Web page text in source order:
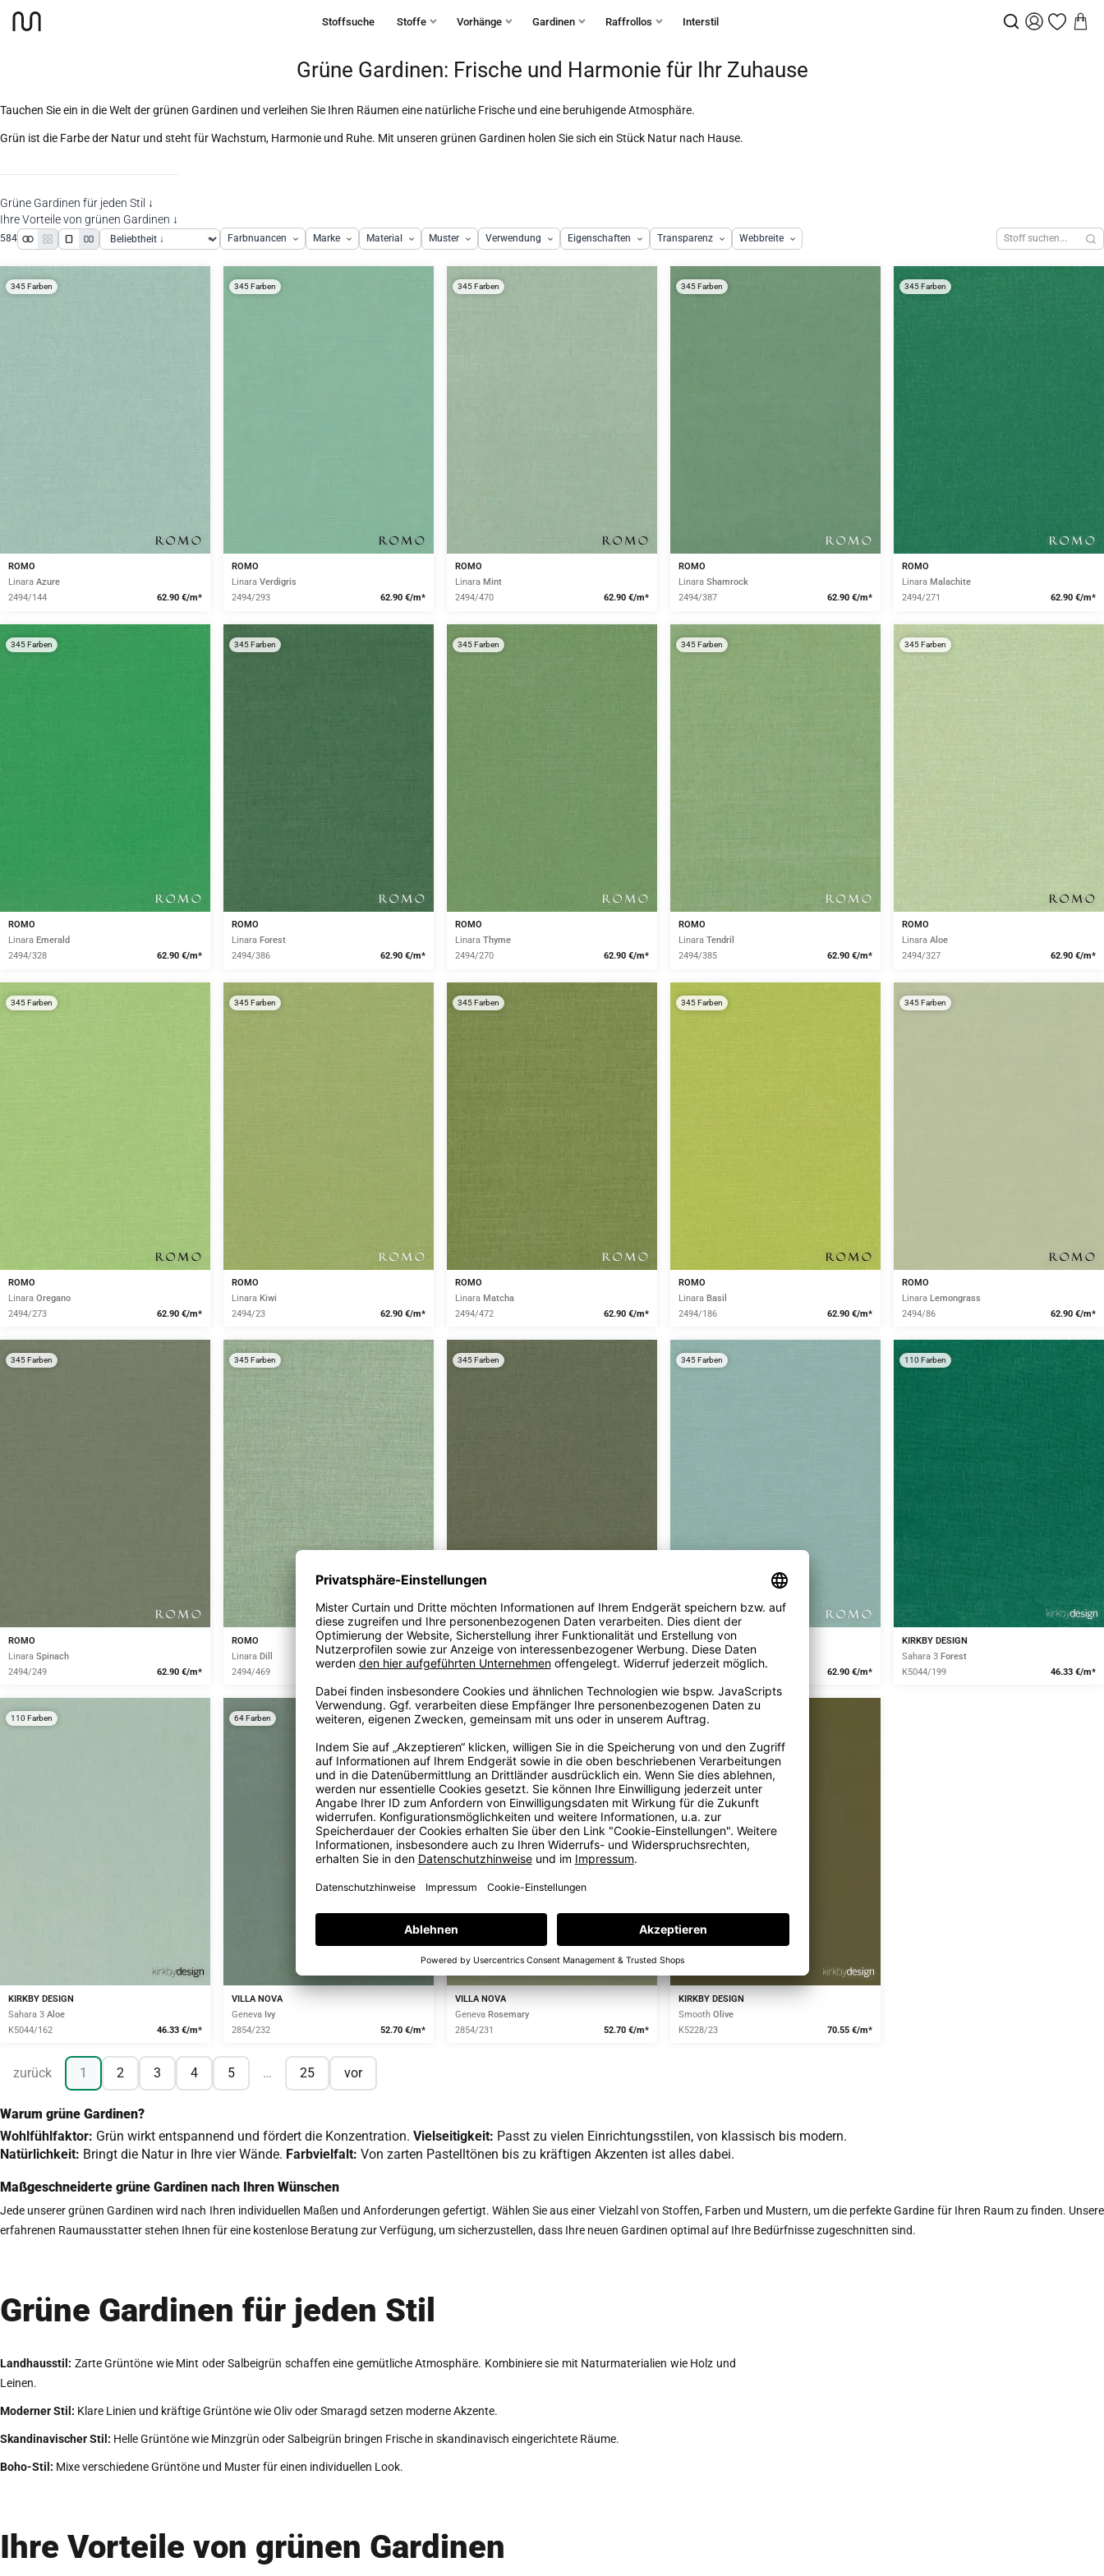
Stoffsuche Stoffe Vorhänge Gardinen Raffrollos Interstil
Startseite
Gardinen
Grüne Gardinen: Frische und Harmonie für Ihr Zuhause
Tauchen Sie ein in die Welt der grünen Gardinen und verleihen Sie Ihren Räumen eine natürliche Frische und eine beruhigende Atmosphäre.
Grün ist die Farbe der Natur und steht für Wachstum, Harmonie und Ruhe. Mit unseren grünen Gardinen holen Sie sich ein Stück Natur nach Hause.
Grüne Gardinen für jeden Stil ↓
Ihre Vorteile von grünen Gardinen ↓
584 Farbnuancen Marke Material Muster Verwendung Eigenschaften Transparenz Webbreite
ROMO
Linara Azure
2494/144
62.90 €/m*
345 Farben
ROMO
Linara Verdigris
2494/293
62.90 €/m*
345 Farben
ROMO
Linara Mint
2494/470
62.90 €/m*
345 Farben
ROMO
Linara Shamrock
2494/387
62.90 €/m*
345 Farben
ROMO
Linara Malachite
2494/271
62.90 €/m*
345 Farben
ROMO
Linara Emerald
2494/328
62.90 €/m*
345 Farben
ROMO
Linara Forest
2494/386
62.90 €/m*
345 Farben
ROMO
Linara Thyme
2494/270
62.90 €/m*
345 Farben
ROMO
Linara Tendril
2494/385
62.90 €/m*
345 Farben
ROMO
Linara Aloe
2494/327
62.90 €/m*
345 Farben
ROMO
Linara Oregano
2494/273
62.90 €/m*
345 Farben
ROMO
Linara Kiwi
2494/23
62.90 €/m*
345 Farben
ROMO
Linara Matcha
2494/472
62.90 €/m*
345 Farben
ROMO
Linara Basil
2494/186
62.90 €/m*
345 Farben
ROMO
Linara Lemongrass
2494/86
62.90 €/m*
345 Farben
ROMO
Linara Spinach
2494/249
62.90 €/m*
345 Farben
ROMO
Linara Dill
2494/469
62.90 €/m*
345 Farben
ROMO
LinaraTarragon
2494/100
62.90 €/m*
345 Farben
ROMO
LinaraAgate
2494/355
62.90 €/m*
345 Farben
KIRKBY DESIGN
Sahara 3 Forest
K5044/199
46.33 €/m*
110 Farben
KIRKBY DESIGN
Sahara 3 Aloe
K5044/162
46.33 €/m*
110 Farben
VILLA NOVA
Geneva Ivy
2854/232
52.70 €/m*
64 Farben
VILLA NOVA
Geneva Rosemary
2854/231
52.70 €/m*
64 Farben
KIRKBY DESIGN
Smooth Olive
K5228/23
70.55 €/m*
76 Farben
zurück 1 2 3 4 5 … 25 vor
Warum grüne Gardinen?
Wohlfühlfaktor: Grün wirkt entspannend und fördert die Konzentration. Vielseitigkeit: Passt zu vielen Einrichtungsstilen, von klassisch bis modern.
Natürlichkeit: Bringt die Natur in Ihre vier Wände. Farbvielfalt: Von zarten Pastelltönen bis zu kräftigen Akzenten ist alles dabei.
Maßgeschneiderte grüne Gardinen nach Ihren Wünschen
Jede unserer grünen Gardinen wird nach Ihren individuellen Maßen und Anforderungen gefertigt. Wählen Sie aus einer Vielzahl von Stoffen, Farben und Mustern, um die perfekte Gardine für Ihren Raum zu finden. Unsere
erfahrenen Raumausstatter stehen Ihnen für eine kostenlose Beratung zur Verfügung, um sicherzustellen, dass Ihre neuen Gardinen optimal auf Ihre Bedürfnisse zugeschnitten sind.
Grüne Gardinen für jeden Stil
Landhausstil: Zarte Grüntöne wie Mint oder Salbeigrün schaffen eine gemütliche Atmosphäre. Kombiniere sie mit Naturmaterialien wie Holz und
Leinen.
Moderner Stil: Klare Linien und kräftige Grüntöne wie Oliv oder Smaragd setzen moderne Akzente.
Skandinavischer Stil: Helle Grüntöne wie Minzgrün oder Salbeigrün bringen Frische in skandinavisch eingerichtete Räume.
Boho-Stil: Mixe verschiedene Grüntöne und Muster für einen individuellen Look.
Ihre Vorteile von grünen Gardinen